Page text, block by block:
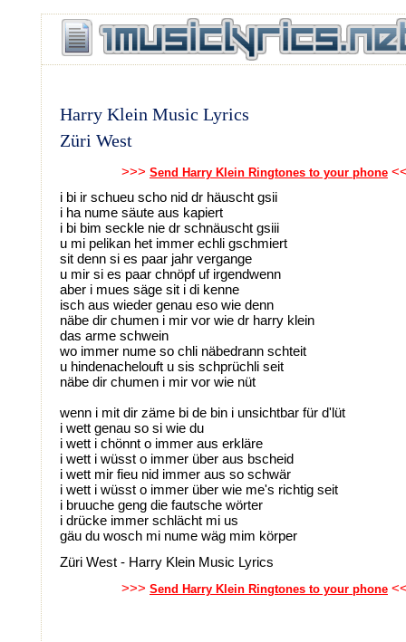
Harry Klein Music Lyrics
Züri West
>>> Send Harry Klein Ringtones to your phone
i bi ir schueu scho nid dr häuscht gsii
i ha nume säute aus kapiert
i bi bim seckle nie dr schnäuscht gsiii
u mi pelikan het immer echli gschmiert
sit denn si es paar jahr vergange
u mir si es paar chnöpf uf irgendwenn
aber i mues säge sit i di kenne
isch aus wieder genau eso wie denn
näbe dir chumen i mir vor wie dr harry klein
das arme schwein
wo immer nume so chli näbedrann schteit
u hindenachelouft u sis schprüchli seit
näbe dir chumen i mir vor wie nüt
wenn i mit dir zäme bi de bin i unsichtbar für d'lüt
i wett genau so si wie du
i wett i chönnt o immer aus erkläre
i wett i wüsst o immer über aus bscheid
i wett mir fieu nid immer aus so schwär
i wett i wüsst o immer über wie me's richtig seit
i bruuche geng die fautsche wörter
i drücke immer schlächt mi us
gäu du wosch mi nume wäg mim körper
Züri West - Harry Klein Music Lyrics
>>> Send Harry Klein Ringtones to your phone